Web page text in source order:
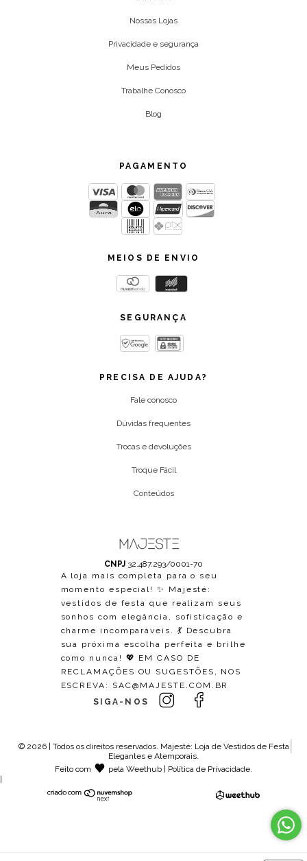
Nossas Lojas
Privacidade e segurança
Meus Pedidos
Trabalhe Conosco
Blog
PAGAMENTO
MEIOS DE ENVIO
SEGURANÇA
PRECISA DE AJUDA?
Fale conosco
Dúvidas frequentes
Trocas e devoluções
Troque Fácil
Conteúdos
CNPJ 32.487.293/0001-70
A loja mais completa para o seu
momento especial! ✨ Majesté:
vestidos de festa que realizam seus
sonhos com elegância, sofisticação e
charme incomparáveis. 💃 Descubra
sua próxima escolha perfeita e brilhe
como nunca! 💖 EM CASO DE
RECLAMAÇÕES OU SUGESTÕES, NOS
ESCREVA: SAC@MAJESTE.COM.BR
SIGA-NOS
© 2026 | Todos os direitos reservados. Majesté: Loja de Vestidos de Festa
Elegantes e Atemporais.
Feito com
pelaWeethub Política de Privacidade.
|